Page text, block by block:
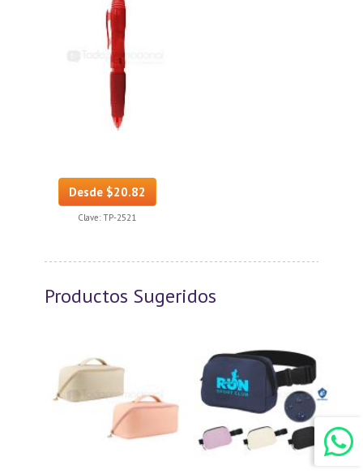
Desde $20.82
Clave: TP-2521
Productos Sugeridos